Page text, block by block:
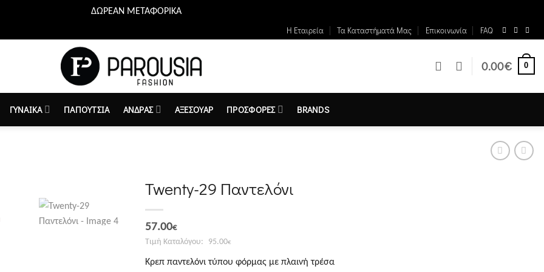
ΔΩΡΕΑΝ ΜΕΤΑΦΟΡΙΚΑ
Η Εταιρεία Τα Καταστήματά Μας Επικοινωνία FAQ
0.00€ 0
ΓΥΝΑΙΚΑ ΠΑΠΟΥΤΣΙΑ ΑΝΔΡΑΣ ΑΞΕΣΟΥΑΡ ΠΡΟΣΦΟΡΕΣ BRANDS
στη λίστα
Twenty-29 Παντελόνι
95.00€
Original
price
was:
57.00€
Η
τρέχουσα
τιμή
Κρεπ παντελόνι τύπου φόρμας με πλαινή τρέσα